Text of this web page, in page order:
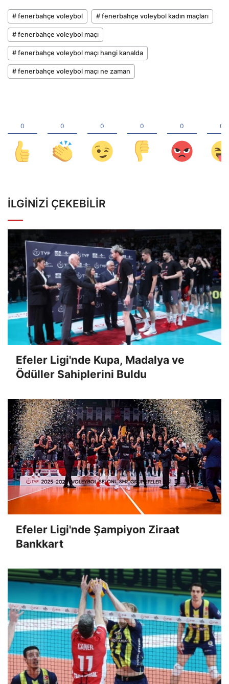
# fenerbahçe voleybol # fenerbahçe voleybol kadın maçları
# fenerbahçe voleybol maçı
# fenerbahçe voleybol maçı hangi kanalda
# fenerbahçe voleybol maçı ne zaman
İLGINIZI ÇEKEBILIR
Efeler Ligi'nde Kupa, Madalya ve
Ödüller Sahiplerini Buldu
Efeler Ligi'nde Şampiyon Ziraat
Bankkart